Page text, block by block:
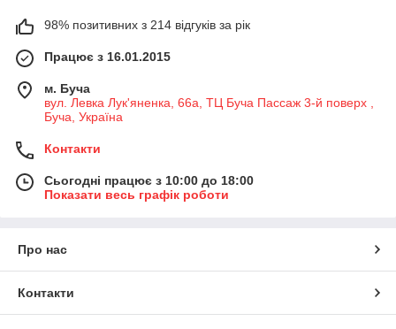
98% позитивних з 214 відгуків за рік
Працює з 16.01.2015
м. Буча
вул. Левка Лук'яненка, 66а, ТЦ Буча Пассаж 3-й поверх ,
Буча, Україна
Контакти
Сьогодні працює з 10:00 до 18:00
Показати весь графік роботи
Про нас
Контакти